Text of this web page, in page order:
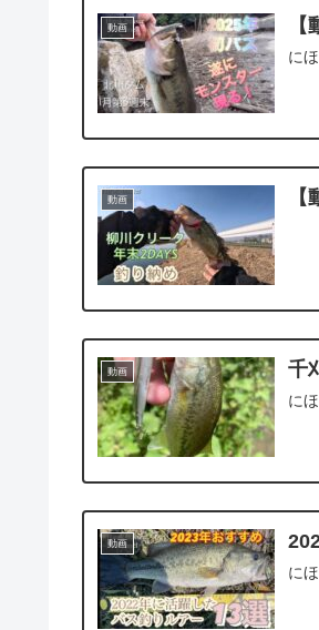
動画
に
動画
動画 千
に
動画
に